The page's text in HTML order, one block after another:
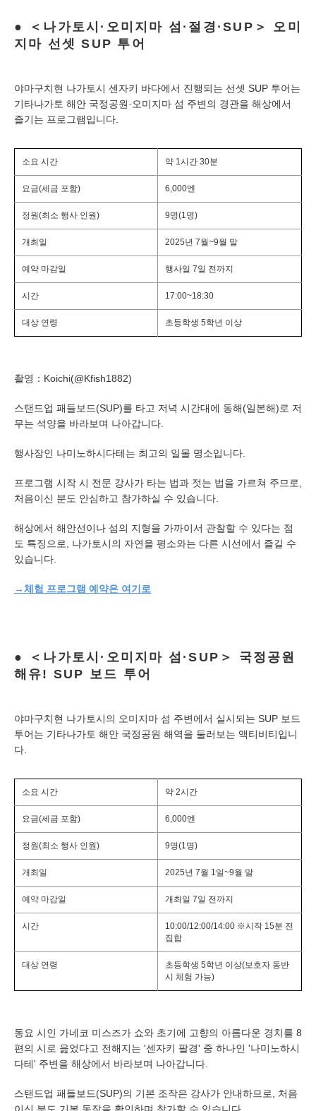
＜나가토시·오미지마 섬·절경·SUP＞ 오미
지마 선셋 SUP 투어
야마구치현 나가토시 센자키 바다에서 진행되는 선셋 SUP 투어는
기타나가토 해안 국정공원·오미지마 섬 주변의 경관을 해상에서
즐기는 프로그램입니다.
소요 시간 약 1시간 30분
요금(세금 포함) 6,000엔
정원(최소 행사 인원) 9명(1명)
개최일 2025년 7월~9월 말
예약 마감일 행사일 7일 전까지
시간 17:00~18:30
대상 연령 초등학생 5학년 이상
촬영：Koichi(@Kfish1882)
스탠드업 패들보드(SUP)를 타고 저녁 시간대에 동해(일본해)로 저
무는 석양을 바라보며 나아갑니다.
행사장인 나미노하시다테는 최고의 일몰 명소입니다.
프로그램 시작 시 전문 강사가 타는 법과 젓는 법을 가르쳐 주므로,
처음이신 분도 안심하고 참가하실 수 있습니다.
해상에서 해안선이나 섬의 지형을 가까이서 관찰할 수 있다는 점
도 특징으로, 나가토시의 자연을 평소와는 다른 시선에서 즐길 수
있습니다.
→체험 프로그램 예약은 여기로
＜나가토시·오미지마 섬·SUP＞ 국정공원
해유! SUP 보드 투어
야마구치현 나가토시의 오미지마 섬 주변에서 실시되는 SUP 보드
투어는 기타나가토 해안 국정공원 해역을 둘러보는 액티비티입니
다.
소요 시간 약 2시간
요금(세금 포함) 6,000엔
정원(최소 행사 인원) 9명(1명)
개최일 2025년 7월 1일~9월 말
예약 마감일 개최일 7일 전까지
시간
10:00/12:00/14:00 ※시작 15분 전
집합
대상 연령
초등학생 5학년 이상(보호자 동반
시 체험 가능)
동요 시인 가네코 미스즈가 쇼와 초기에 고향의 아름다운 경치를 8
편의 시로 읊었다고 전해지는 '센자키 팔경' 중 하나인 '나미노하시
다테' 주변을 해상에서 바라보며 나아갑니다.
스탠드업 패들보드(SUP)의 기본 조작은 강사가 안내하므로, 처음
이신 분도 기본 동작을 확인하며 참가할 수 있습니다.